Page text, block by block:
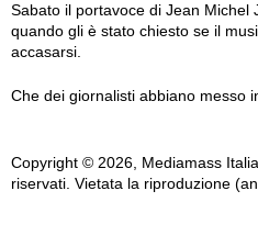
Sabato il portavoce di Jean Michel
quando gli è stato chiesto se il
accasarsi.
Che dei giornalisti abbiano messo
Copyright © 2026, Mediamass
riservati. Vietata la riproduzione